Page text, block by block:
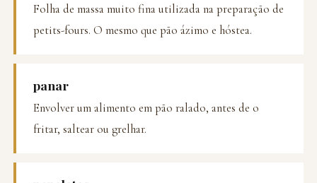
Folha de massa muito fina utilizada na preparação de
petits-fours. O mesmo que pão ázimo e hóstea.
panar
Envolver um alimento em pão ralado, antes de o
fritar, saltear ou grelhar.